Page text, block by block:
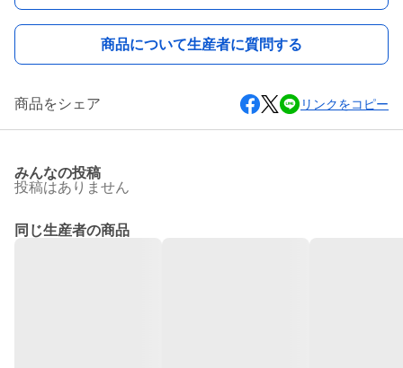
商品について生産者に質問する
商品をシェア リンクをコピー
みんなの投稿
投稿はありません
同じ生産者の商品